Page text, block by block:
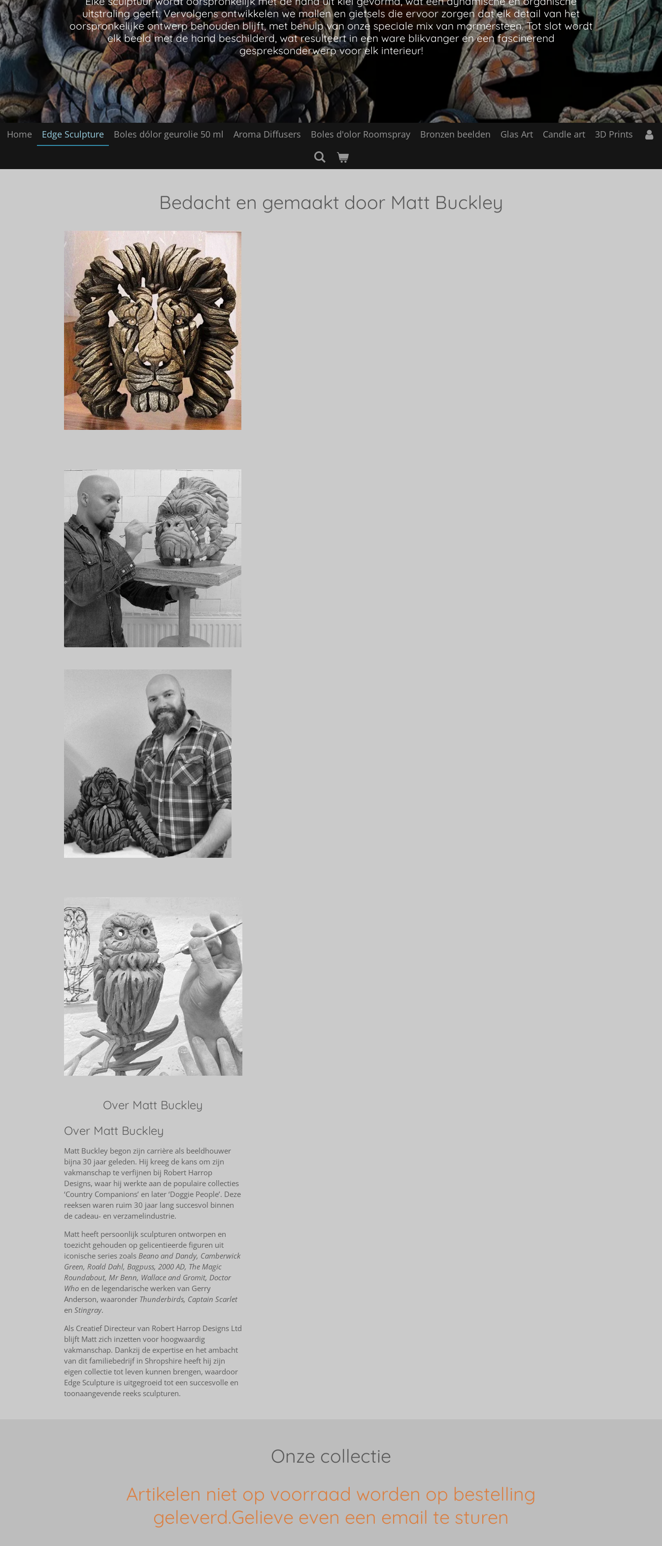
Home Edge Sculpture Boles dólor geurolie 50 ml Aroma Diffusers Boles d'olor Roomspray Bronzen beelden Glas Art Candle art 3D Prints
Bedacht en gemaakt door Matt Buckley
Over Matt Buckley
Over Matt Buckley
Matt Buckley begon zijn carrière als beeldhouwer
bijna 30 jaar geleden. Hij kreeg de kans om zijn
vakmanschap te verfijnen bij Robert Harrop
Designs, waar hij werkte aan de populaire collecties
‘Country Companions’ en later ‘Doggie People’. Deze
reeksen waren ruim 30 jaar lang succesvol binnen
de cadeau- en verzamelindustrie.
Matt heeft persoonlijk sculpturen ontworpen en
toezicht gehouden op gelicentieerde figuren uit
iconische series zoals Beano and Dandy, Camberwick
Green, Roald Dahl, Bagpuss, 2000 AD, The Magic
Roundabout, Mr Benn, Wallace and Gromit, Doctor
Whoen de legendarische werken van Gerry
Anderson, waaronder Thunderbirds, Captain Scarlet
en Stingray.
Als Creatief Directeur van Robert Harrop Designs Ltd
blijft Matt zich inzetten voor hoogwaardig
vakmanschap. Dankzij de expertise en het ambacht
van dit familiebedrijf in Shropshire heeft hij zijn
eigen collectie tot leven kunnen brengen, waardoor
Edge Sculpture is uitgegroeid tot een succesvolle en
toonaangevende reeks sculpturen.
Onze collectie
Artikelen niet op voorraad worden op bestelling
geleverd.Gelieve even een email te sturen